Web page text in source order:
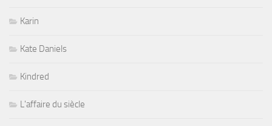
Karin
Kate Daniels
Kindred
L'affaire du siècle